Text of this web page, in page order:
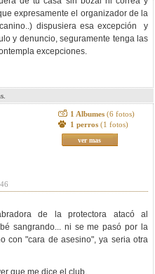
expresamente el organizador de la
dispusiera esa excepción y
y denuncio, seguramente tenga las
excepciones.
1 Albumes (6 fotos)
1 perros (1 fotos)
ver mas
de la protectora atacó al
sangrando... ni se me pasó por la
con "cara de asesino", ya seria otra